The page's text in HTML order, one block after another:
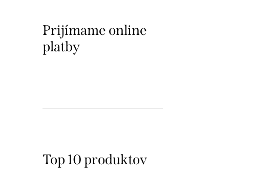
Prijímame online
platby
Top 10 produktov